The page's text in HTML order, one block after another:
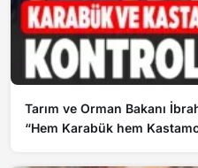
Tarım ve Orman Bakanı
“Hem Karabük hem